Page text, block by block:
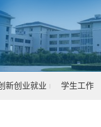
新创业就业 | 学生工作